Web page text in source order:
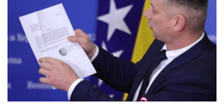
“Skaj”
aplikaciji,
smijenjena
šefica
Evropola